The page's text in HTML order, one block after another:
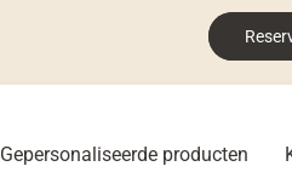
Gepersonaliseerde producten